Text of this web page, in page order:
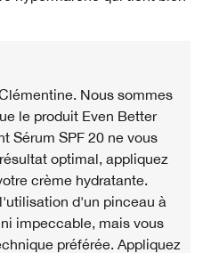
Nous sommes
le produit Even Better
Sérum SPF 20 ne vous
optimal, appliquez
crème hydratante.
d'un pinceau à
impeccable, mais vous
préférée. Appliquez